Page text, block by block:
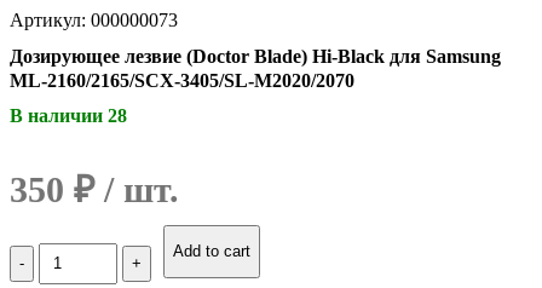
Артикул: 000000073
Дозирующее лезвие (Doctor Blade) Hi-Black для Samsung
ML-2160/2165/SCX-3405/SL-M2020/2070
В наличии 28
350 ₽
Количество
Дозирующее
Add to cart